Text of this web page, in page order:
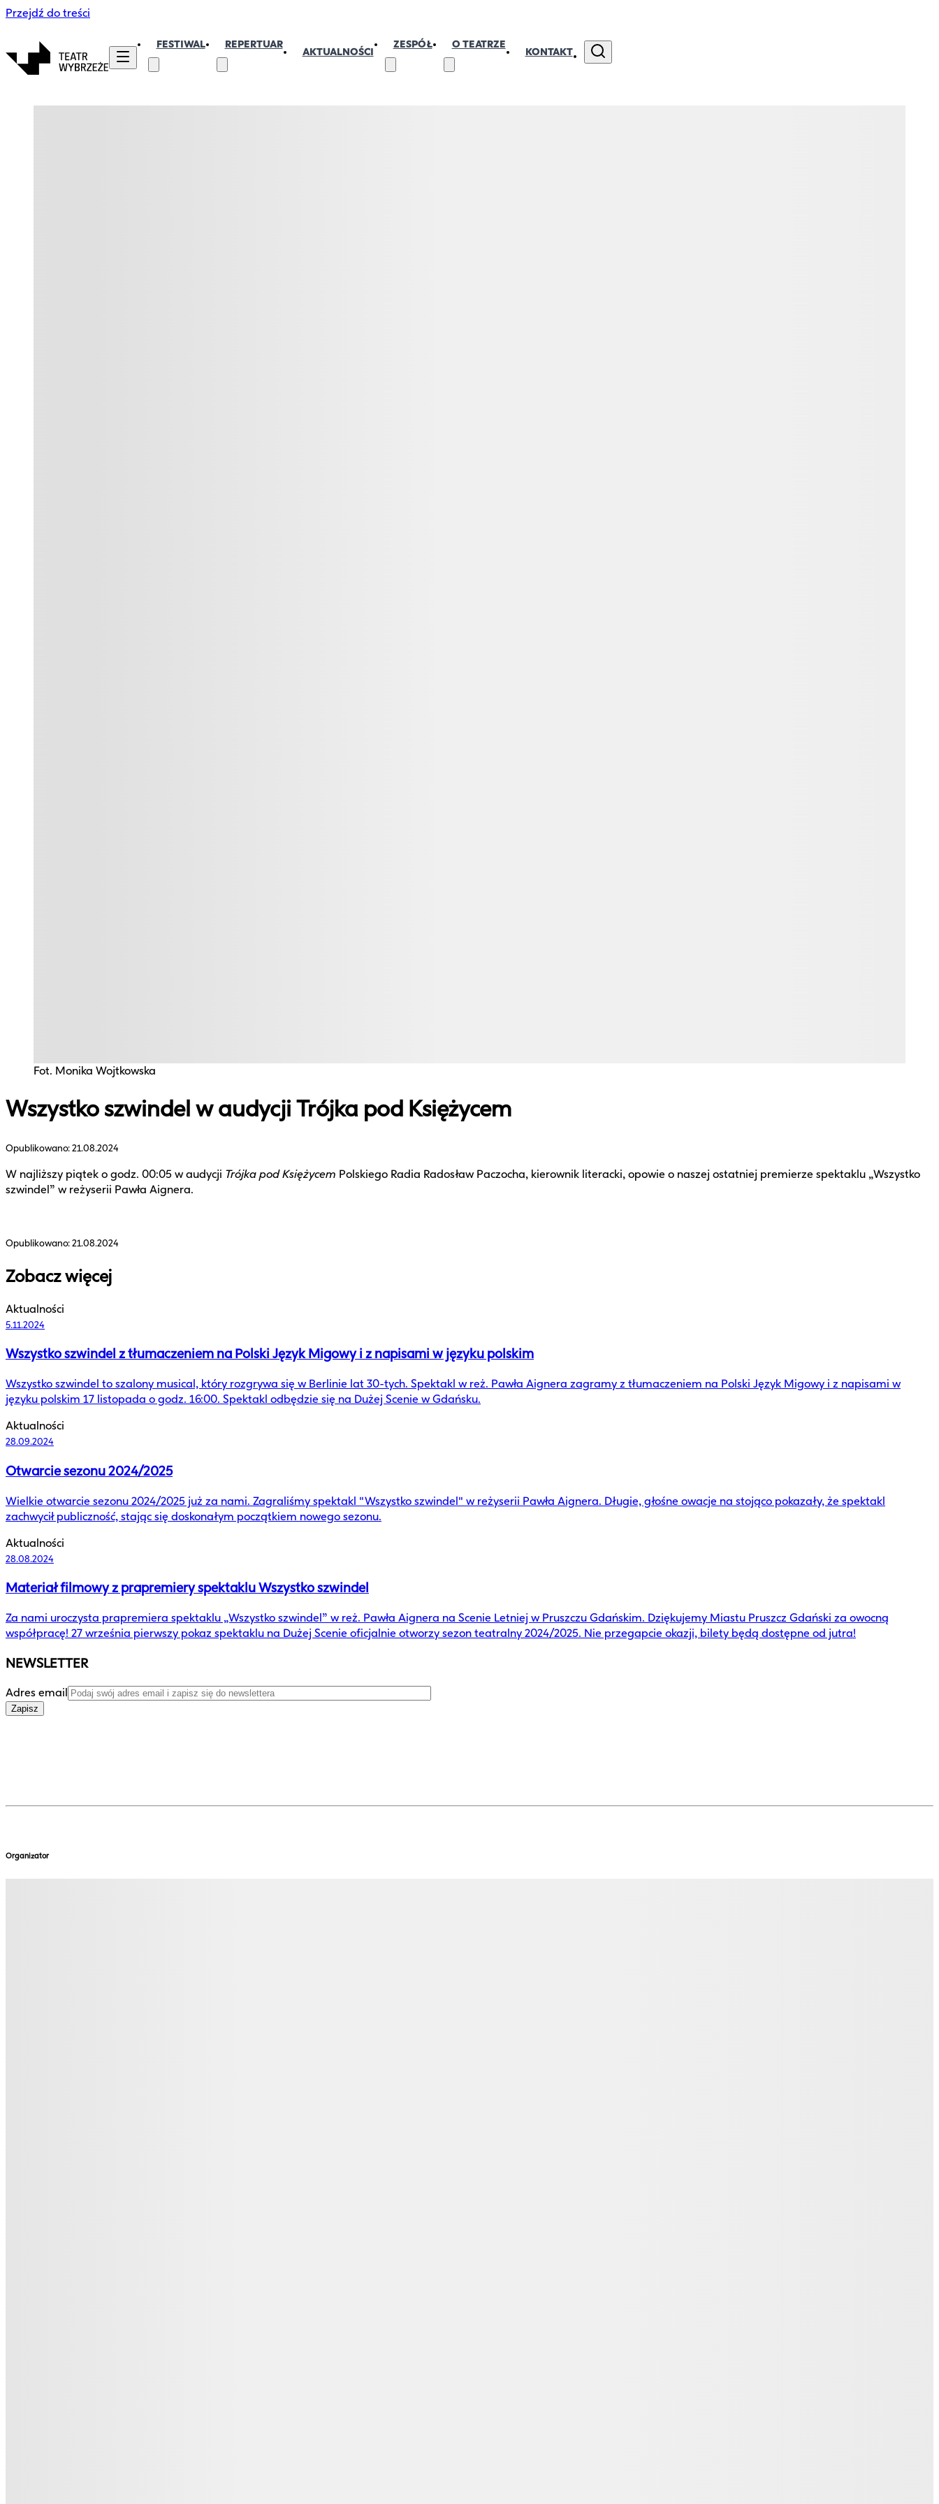
Przejdź do treści
FESTIWAL REPERTUAR
AKTUALNOŚCI
ZESPÓŁ O TEATRZE
KONTAKT
Fot. Monika Wojtkowska
Wszystko szwindel w audycji Trójka pod Księżycem
Opublikowano:21.08.2024
W najliższy piątek o godz. 00:05 w audycji Trójka pod Księżycem Polskiego Radia Radosław Paczocha, kierownik literacki, opowie o naszej ostatniej premierze spektaklu „Wszystko
szwindel” w reżyserii Pawła Aignera.
Opublikowano:21.08.2024
Zobacz więcej
Aktualności
5.11.2024
Wszystko szwindel z tłumaczeniem na Polski Język Migowy i z napisami w języku polskim
Wszystko szwindel to szalony musical, który rozgrywa się w Berlinie lat 30-tych. Spektakl w reż. Pawła Aignera zagramy z tłumaczeniem na Polski Język Migowy i z napisami w
języku polskim 17 listopada o godz. 16:00. Spektakl odbędzie się na Dużej Scenie w Gdańsku.
Aktualności
28.09.2024
Otwarcie sezonu 2024/2025
Wielkie otwarcie sezonu 2024/2025 już za nami. Zagraliśmy spektakl "Wszystko szwindel" w reżyserii Pawła Aignera. Długie, głośne owacje na stojąco pokazały, że spektakl
zachwycił publiczność, stając się doskonałym początkiem nowego sezonu.
Aktualności
28.08.2024
Materiał filmowy z prapremiery spektaklu Wszystko szwindel
Za nami uroczysta prapremiera spektaklu „Wszystko szwindel” w reż. Pawła Aignera na Scenie Letniej w Pruszczu Gdańskim. Dziękujemy Miastu Pruszcz Gdański za owocną
współpracę! 27 września pierwszy pokaz spektaklu na Dużej Scenie oficjalnie otworzy sezon teatralny 2024/2025. Nie przegapcie okazji, bilety będą dostępne od jutra!
NEWSLETTER
Adres email
Zapisz
Organizator